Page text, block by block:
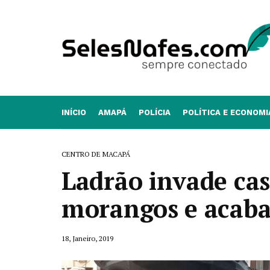
INÍCIO AMAPÁ POLÍCIA POLÍTICA E
CENTRO DE MACAPÁ
Ladrão invade
morangos e
18, Janeiro, 2019